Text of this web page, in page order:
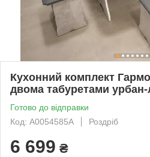
Кухонний комплект
двома табуретами урбан-
Готово до відправки
Код: А0054585А
Роздріб
6 699 ₴